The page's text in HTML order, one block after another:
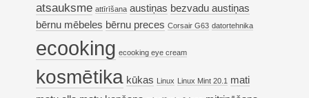
atsauksme attīrīšana austiņas bezvadu austiņas
bērnu mēbeles bērnu preces Corsair G63 datortehnika
ecooking ecooking eye cream
kosmētika kūkas Linux Linux Mint 20.1
mati